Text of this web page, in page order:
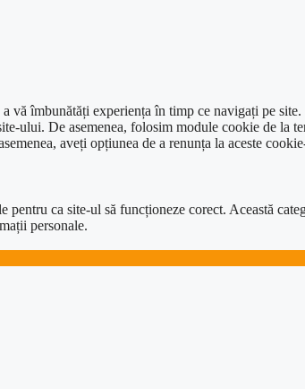
vă îmbunătăți experiența în timp ce navigați pe
ului. De asemenea, folosim module cookie de la
aveți opțiunea de a renunța la aceste
pentru ca site-ul să funcționeze corect. Această
personale.